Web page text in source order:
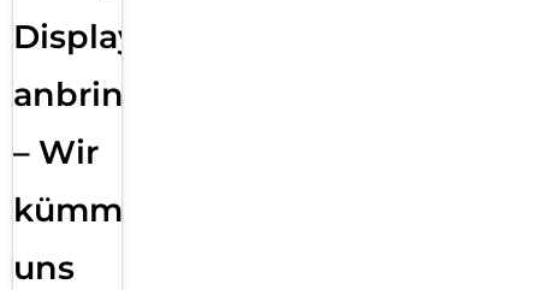
Displayfolie
anbringen
– Wir
kümmern
uns